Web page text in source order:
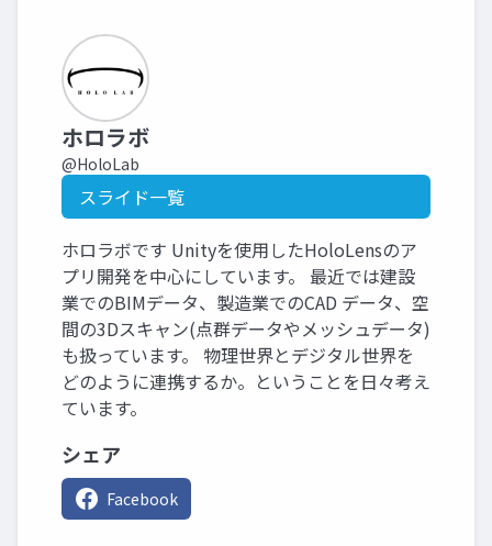
ホロラボ
@HoloLab
スライド一覧
ホロラボです Unityを使用したHoloLensのア
プリ開発を中心にしています。 最近では建設
業でのBIMデータ、製造業でのCAD データ、空
間の3Dスキャン(点群データやメッシュデータ)
も扱っています。 物理世界とデジタル世界を
どのように連携するか。ということを日々考え
ています。
シェア
Facebook